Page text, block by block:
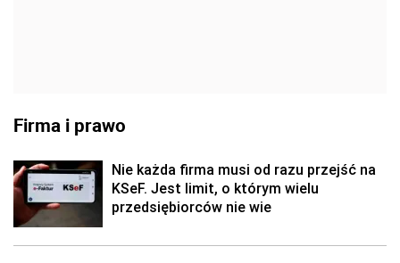
Firma i prawo
Nie każda firma musi od razu przejść na
KSeF. Jest limit, o którym wielu
przedsiębiorców nie wie